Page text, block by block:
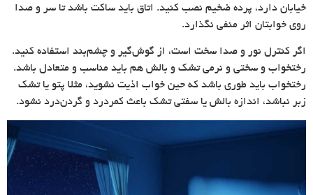
خیابان دارد، پرده ضخیم نصب کنید. اتاق باید ساکت باشد تا سر و صدا
روی خوابتان اثر منفی نگذارد.
اگر کنترل نور و صدا سخت است، از گوش‌گیر و چشم‌بند استفاده کنید.
رختخواب و سختی و نرمی تشک و بالش هم باید مناسب و متعادل باشد.
رختخواب باید طوری باشد که حین خواب اذیت نشوید، مثلا پتو یا تشک
زبر نباشد، اندازه بالش یا سفتی تشک باعث کمردرد و گردن‌درد نشود.